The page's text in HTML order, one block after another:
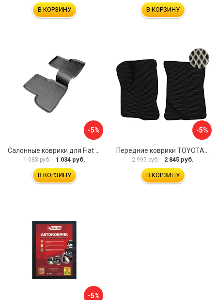
В КОРЗИНУ В КОРЗИНУ
-5%
1 088 руб. 1 034 руб.
В КОРЗИНУ
-5%
2 995 руб. 2 845 руб.
В КОРЗИНУ
-5%